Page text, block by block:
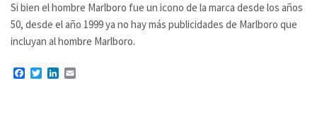
Si bien el hombre Marlboro fue un icono de la marca desde los años
50, desde el año 1999 ya no hay más publicidades de Marlboro que
incluyan al hombre Marlboro.
Facebook
TwitterLinkedIn